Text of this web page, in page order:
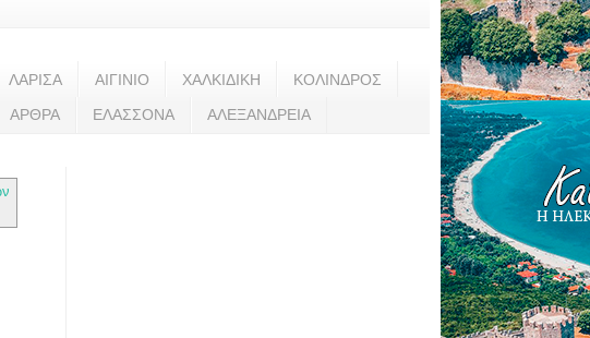
ΛΑΡΙΣΑ ΑΙΓΙΝΙΟ ΧΑΛΚΙΔΙΚΗ ΚΟΛΙΝΔΡΟΣ
ΑΡΘΡΑ ΕΛΑΣΣΟΝΑ ΑΛΕΞΑΝΔΡΕΙΑ